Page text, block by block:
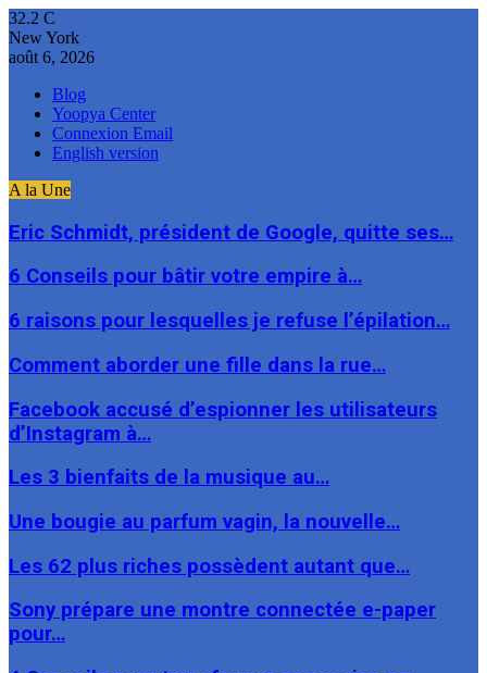
32.2 C
New York
août 6, 2026
Blog
Yoopya Center
Connexion Email
English version
A la Une
Eric Schmidt, président de Google, quitte ses…
6 Conseils pour bâtir votre empire à…
6 raisons pour lesquelles je refuse l’épilation…
Comment aborder une fille dans la rue…
Facebook accusé d’espionner les utilisateurs
d’Instagram à…
Les 3 bienfaits de la musique au…
Une bougie au parfum vagin, la nouvelle…
Les 62 plus riches possèdent autant que…
Sony prépare une montre connectée e-paper
pour…